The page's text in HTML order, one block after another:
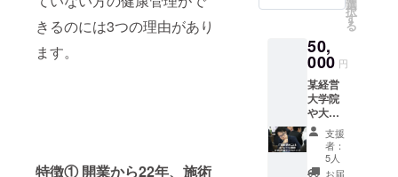
きるのには3つの理由があり
ます。
特徴① 開業から22年、施術
時間365
ナー制
度とは
①治療
計画か
らの進
捗管理
②生活
習慣に
関する
グラム
（5,500
円×8回
分）
症
状・状
態に応
じたス
トレッ
チ
検査の
あなた
の腰痛
の症
状・状
態に応
じた特
殊電気
治療、
スト
レッ
選
択
す
る
50,
000 円
某経営
大学院
や大手
飲食
チェー
ン店な
ど多く
支援
者：
5人
お届